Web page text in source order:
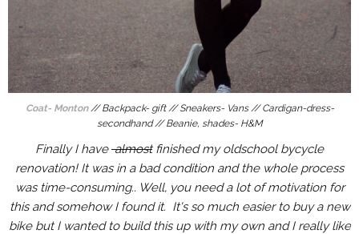
Coat- Monton // Backpack- gift // Sneakers- Vans // Cardigan-dress-
secondhand // Beanie, shades- H&M
Finally I havealmostfinished my oldschool bycycle
renovation! It was in a bad condition and the whole process
was time-consuming.. Well, you need a lot of motivation for
this and somehow I found it. It's so much easier to buy a new
bike but I wanted to build this up with my own and I really like